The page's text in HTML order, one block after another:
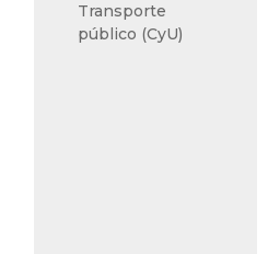
Transporte
público (CyU)